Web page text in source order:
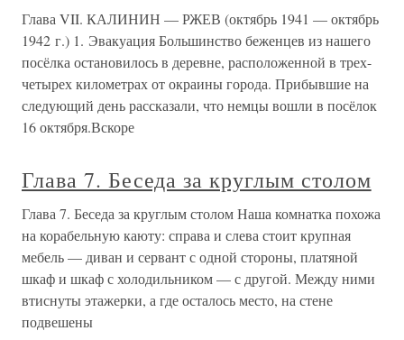
Глава VII. КАЛИНИН — РЖЕВ (октябрь 1941 — октябрь
1942 г.) 1. Эвакуация Большинство беженцев из нашего
посёлка остановилось в деревне, расположенной в трех-
четырех километрах от окраины города. Прибывшие на
следующий день рассказали, что немцы вошли в посёлок
16 октября.Вскоре
Глава 7. Беседа за круглым столом
Глава 7. Беседа за круглым столом Наша комнатка похожа
на корабельную каюту: справа и слева стоит крупная
мебель — диван и сервант с одной стороны, платяной
шкаф и шкаф с холодильником — с другой. Между ними
втиснуты этажерки, а где осталось место, на стене
подвешены